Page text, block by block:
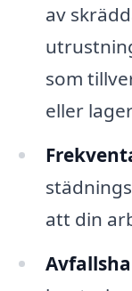
av
som
eller
att din